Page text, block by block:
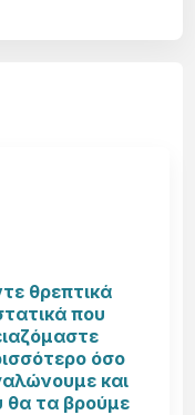
θρεπτικά
που
όσο
και
θα τα βρούμε